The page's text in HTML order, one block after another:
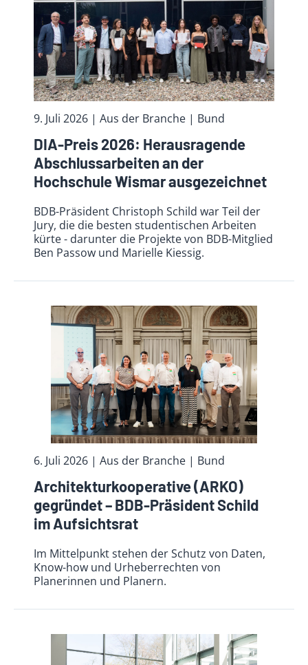
9. Juli 2026 | Aus der Branche | Bund
DIA-Preis 2026: Herausragende
Abschlussarbeiten an der
Hochschule Wismar ausgezeichnet
BDB-Präsident Christoph Schild war Teil der
Jury, die die besten studentischen Arbeiten
kürte - darunter die Projekte von BDB-Mitglied
Ben Passow und Marielle Kiessig.
6. Juli 2026 | Aus der Branche | Bund
Archi­tektur­koope­rative (ARKO)
gegründet – BDB-Präsident Schild
im Aufsichtsrat
Im Mittelpunkt stehen der Schutz von Daten,
Know-how und Urheberrechten von
Planerinnen und Planern.